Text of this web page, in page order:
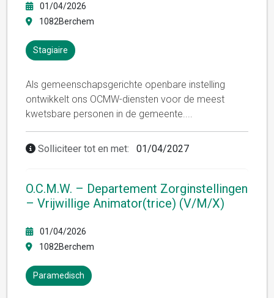
01/04/2026
1082Berchem
Stagiaire
Als gemeenschapsgerichte openbare instelling
ontwikkelt ons OCMW-diensten voor de meest
kwetsbare personen in de gemeente....
Solliciteer tot en met: 01/04/2027
O.C.M.W. – Departement Zorginstellingen
– Vrijwillige Animator(trice) (V/M/X)
01/04/2026
1082Berchem
Paramedisch